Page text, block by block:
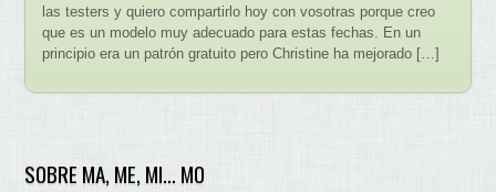
las testers y quiero compartirlo hoy con vosotras porque creo
que es un modelo muy adecuado para estas fechas. En un
principio era un patrón gratuito pero Christine ha mejorado […]
SOBRE MA, ME, MI… MO